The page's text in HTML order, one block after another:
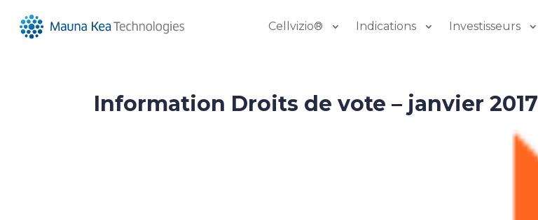
Cellvizio® Indications Investisseurs
Information Droits de vote – janvier 2017